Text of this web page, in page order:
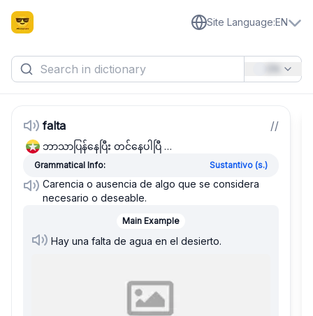
Site Language:EN
falta //
ဘာသာပြန်နေပြီး တင်နေပါပြီ …
Grammatical Info: Sustantivo (s.)
Carencia o ausencia de algo que se considera
necesario o deseable.
Main Example
Hay una falta de agua en el desierto.